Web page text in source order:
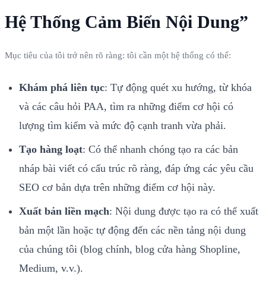
Hệ Thống Cảm Biến Nội Dung”
Mục tiêu của tôi trở nên rõ ràng: tôi cần một hệ thống có thể:
Khám phá liên tục: Tự động quét xu hướng, từ khóa
và các câu hỏi PAA, tìm ra những điểm cơ hội có
lượng tìm kiếm và mức độ cạnh tranh vừa phải.
Tạo hàng loạt: Có thể nhanh chóng tạo ra các bản
nháp bài viết có cấu trúc rõ ràng, đáp ứng các yêu cầu
SEO cơ bản dựa trên những điểm cơ hội này.
Xuất bản liền mạch: Nội dung được tạo ra có thể xuất
bản một lần hoặc tự động đến các nền tảng nội dung
của chúng tôi (blog chính, blog cửa hàng Shopline,
Medium, v.v.).